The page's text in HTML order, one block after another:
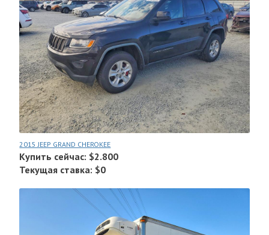
2015 JEEP GRAND CHEROKEE
Купить сейчас: $2.800
Текущая ставка: $0